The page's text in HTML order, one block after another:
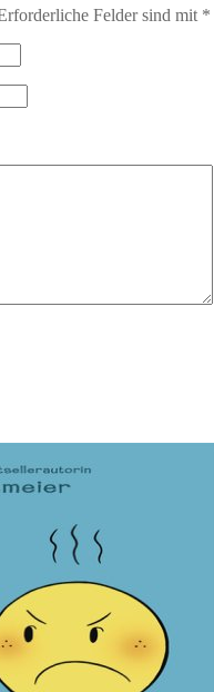
Felder sind mit *